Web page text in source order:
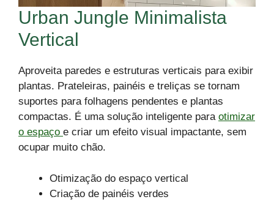
Urban Jungle Minimalista
Vertical
Aproveita paredes e estruturas verticais para exibir
plantas. Prateleiras, painéis e treliças se tornam
suportes para folhagens pendentes e plantas
compactas. É uma solução inteligente para otimizar
o espaço e criar um efeito visual impactante, sem
ocupar muito chão.
Otimização do espaço vertical
Criação de painéis verdes